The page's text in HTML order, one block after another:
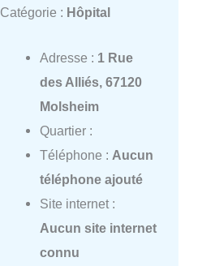
Catégorie : Hôpital
Adresse : 1 Rue
des Alliés, 67120
Molsheim
Quartier :
Téléphone : Aucun
téléphone ajouté
Site internet :
Aucun site internet
connu